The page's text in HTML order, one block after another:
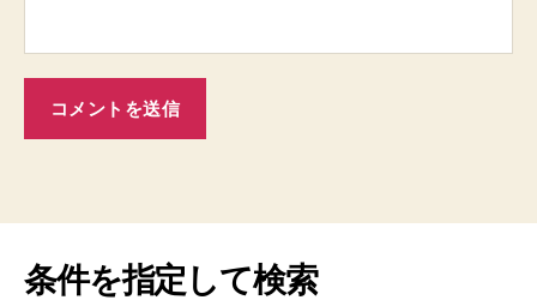
条件を指定して検索